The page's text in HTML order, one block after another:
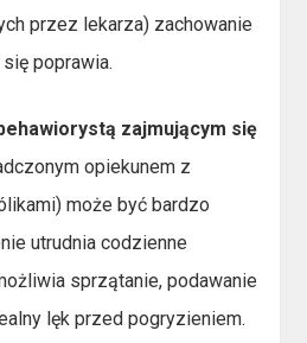
przez lekarza) zachowanie
poprawia.
behawiorystą zajmującym się
opiekunem z
może być bardzo
utrudnia codzienne
sprzątanie, podawanie
lęk przed pogryzieniem.